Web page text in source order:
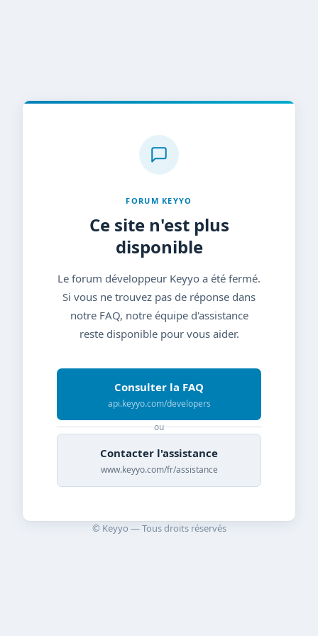
FORUM KEYYO
Ce site n'est plus
disponible
Le forum développeur Keyyo a été fermé.
Si vous ne trouvez pas de réponse dans
notre FAQ, notre équipe d'assistance
reste disponible pour vous aider.
Consulter la FAQ
api.keyyo.com/developers
ou
Contacter l'assistance
www.keyyo.com/fr/assistance
© Keyyo — Tous droits réservés